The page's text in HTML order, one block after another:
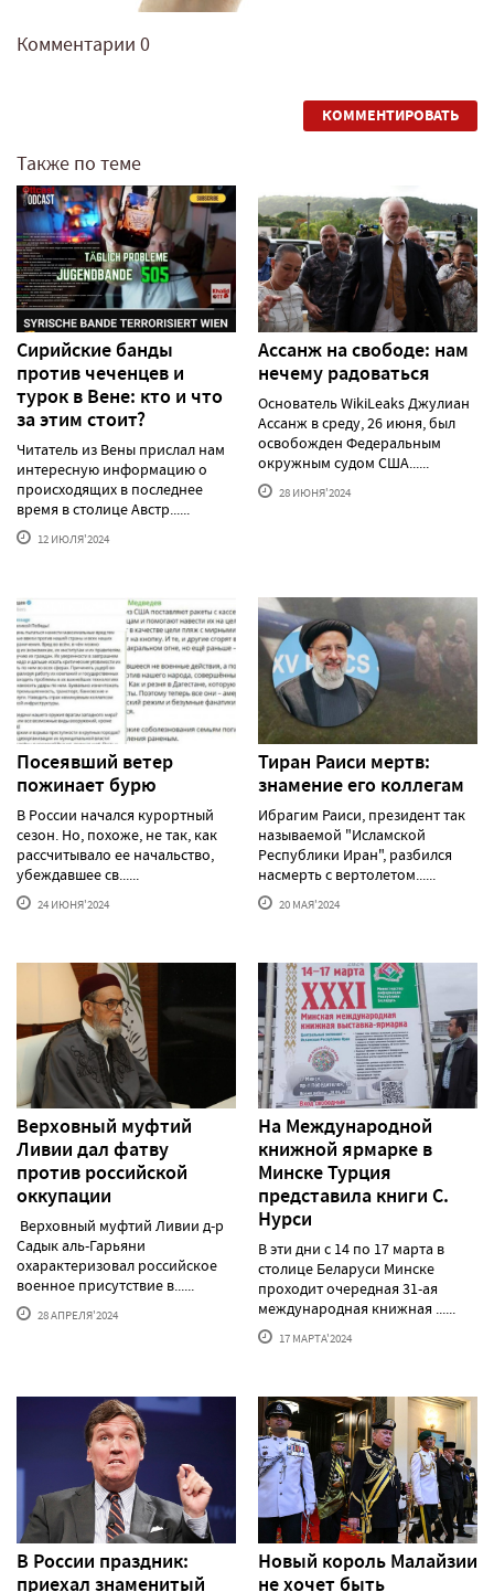
Комментарии 0
КОММЕНТИРОВАТЬ
Также по теме
Сирийские банды
против чеченцев и
турок в Вене: кто и что
за этим стоит?
Читатель из Вены прислал нам
интересную информацию о
происходящих в последнее
время в столице Австр......
12 ИЮЛЯ'2024
Ассанж на свободе: нам
нечему радоваться
Основатель WikiLeaks Джулиан
Ассанж в среду, 26 июня, был
освобожден Федеральным
окружным судом США......
28 ИЮНЯ'2024
Посеявший ветер
пожинает бурю
В России начался курортный
сезон. Но, похоже, не так, как
рассчитывало ее начальство,
убеждавшее св......
24 ИЮНЯ'2024
Тиран Раиси мертв:
знамение его коллегам
Ибрагим Раиси, президент так
называемой "Исламской
Республики Иран", разбился
насмерть с вертолетом......
20 МАЯ'2024
Верховный муфтий
Ливии дал фатву
против российской
оккупации
Верховный муфтий Ливии д-р
Садык аль-Гарьяни
охарактеризовал российское
военное присутствие в......
28 АПРЕЛЯ'2024
На Международной
книжной ярмарке в
Минске Турция
представила книги С.
Нурси
В эти дни с 14 по 17 марта в
столице Беларуси Минске
проходит очередная 31-ая
международная книжная ......
17 МАРТА'2024
В России праздник:
приехал знаменитый
Новый король Малайзии
не хочет быть